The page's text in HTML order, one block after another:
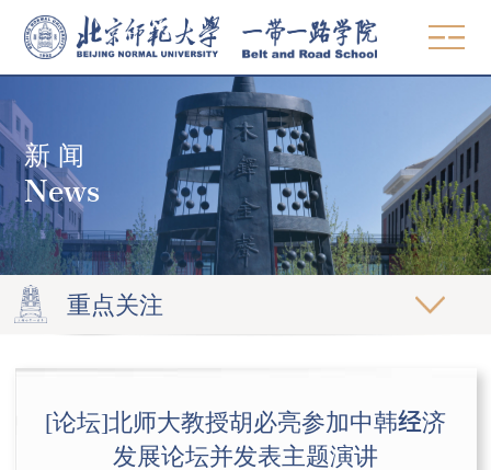
概况
使命愿景
院领导
组织机构
学术委员会
联系方式
师资
MBA & MPA
发展中国家硕士项目
高管教育
精品课程
论文
新 闻
News
重点关注
[论坛]北师大教授胡必亮参加中韩经济
发展论坛并发表主题演讲